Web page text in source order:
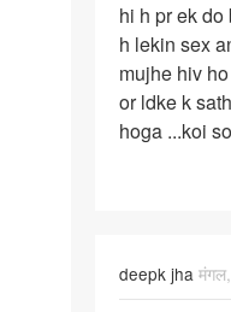
bar
sex
kiya
h..mere
hi h pr ek
h lekin sex
mujhe hiv
or ldke k
hoga ...koi
deepk jha